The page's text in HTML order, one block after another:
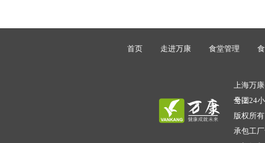
首页 走进万康 食堂管理
上海万
号-2
全国24
版权所
承包工